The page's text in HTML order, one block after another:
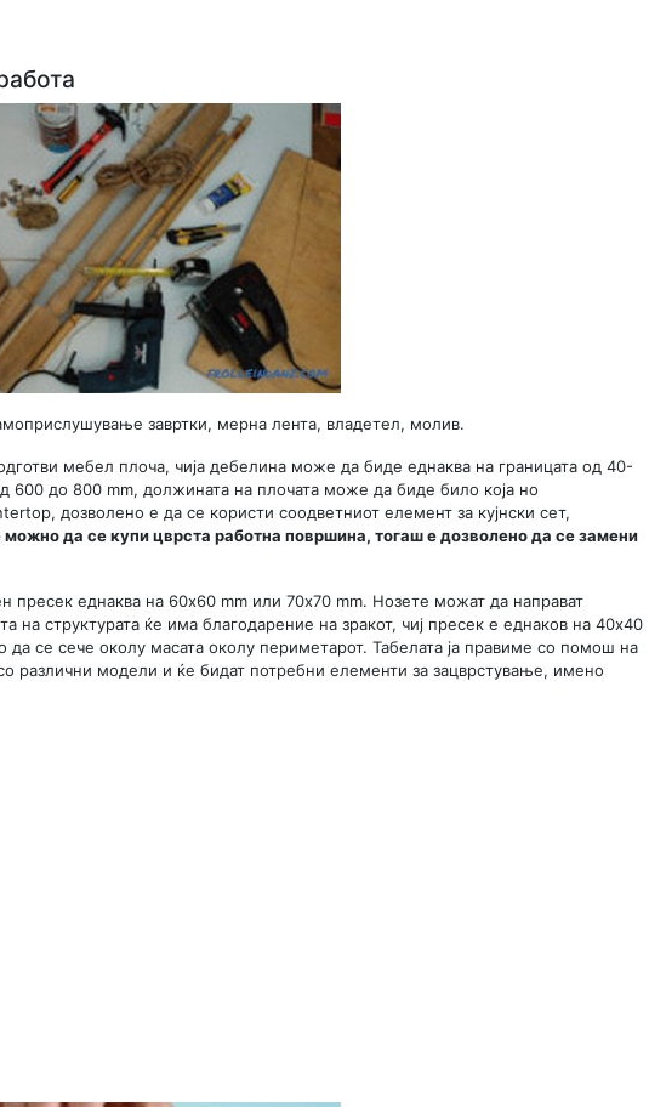
завртки, мерна лента, владетел, молив.
мебел плоча, чија дебелина може да биде еднаква на границата од 40-
до 800 mm, должината на плочата може да биде било која но
дозволено е да се користи соодветниот елемент за кујнски сет,
можно да се купи цврста работна површина, тогаш е дозволено да се замени
пресек еднаква на 60x60 mm или 70x70 mm. Нозете можат да направат
на структурата ќе има благодарение на зракот, чиј пресек е еднаков на 40x40
се сече околу масата околу периметарот. Табелата ја правиме со помош на
различни модели и ќе бидат потребни елементи за зацврстување, имено